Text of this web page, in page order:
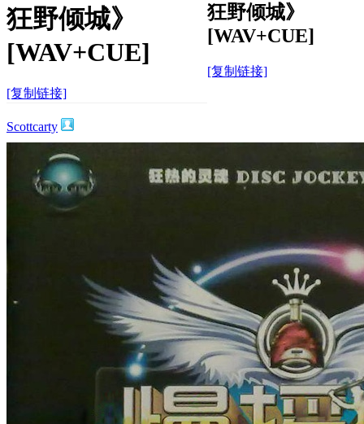
狂野倾城》
[WAV+CUE]
[复制链接]
狂野倾城》
[WAV+CUE]
[复制链接]
Scottcarty
回帖
454
积分
显示全部楼层
阅读模式